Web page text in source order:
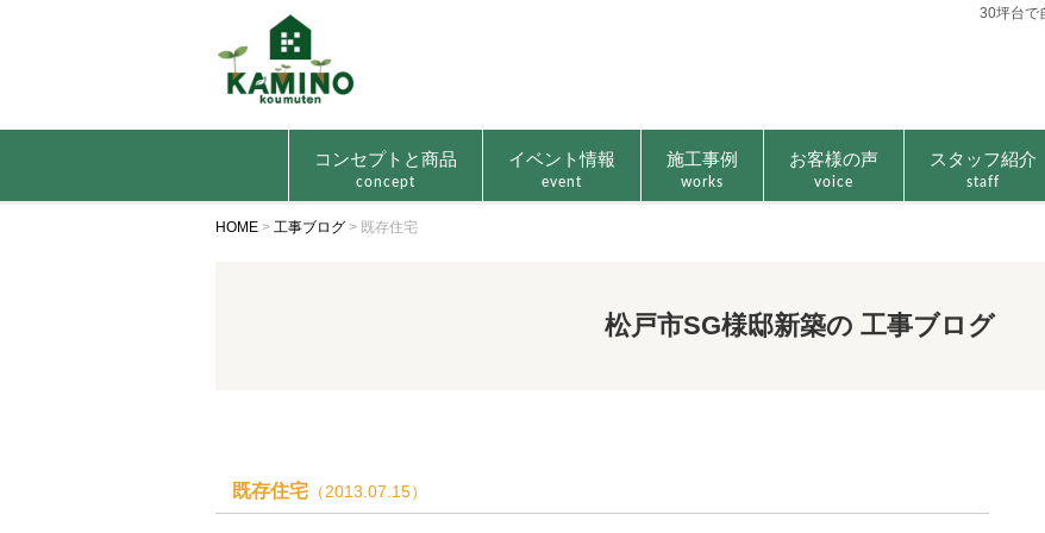
30坪台で
コンセプトと商品
concept
イベント情報
event
施工事例
works
お客様の声
voice
スタッフ紹介
staff
HOME > 工事ブログ > 既存住宅
松戸市SG様邸新築の 工事ブログ
既存住宅 （2013.07.15）